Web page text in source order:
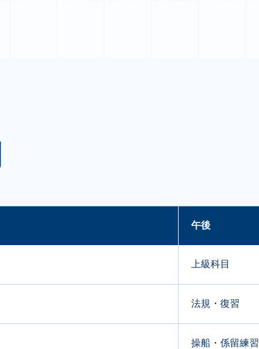
午後
上級科目
法規・復習
操船・係留練習